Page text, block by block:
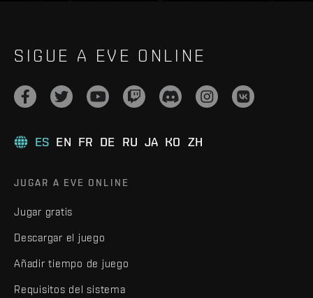
SIGUE A EVE ONLINE
ES EN FR DE RU JA KO ZH
JUGAR A EVE ONLINE
Jugar gratis
Descargar el juego
Añadir tiempo de juego
Requisitos del sistema